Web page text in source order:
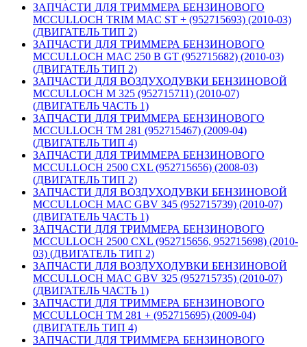
ЗАПЧАСТИ ДЛЯ ТРИММЕРА БЕНЗИНОВОГО
MCCULLOCH TRIM MAC ST + (952715693) (2010-03)
(ДВИГАТЕЛЬ ТИП 2)
ЗАПЧАСТИ ДЛЯ ТРИММЕРА БЕНЗИНОВОГО
MCCULLOCH MAC 250 B GT (952715682) (2010-03)
(ДВИГАТЕЛЬ ТИП 2)
ЗАПЧАСТИ ДЛЯ ВОЗДУХОДУВКИ БЕНЗИНОВОЙ
MCCULLOCH M 325 (952715711) (2010-07)
(ДВИГАТЕЛЬ ЧАСТЬ 1)
ЗАПЧАСТИ ДЛЯ ТРИММЕРА БЕНЗИНОВОГО
MCCULLOCH TM 281 (952715467) (2009-04)
(ДВИГАТЕЛЬ ТИП 4)
ЗАПЧАСТИ ДЛЯ ТРИММЕРА БЕНЗИНОВОГО
MCCULLOCH 2500 CXL (952715656) (2008-03)
(ДВИГАТЕЛЬ ТИП 2)
ЗАПЧАСТИ ДЛЯ ВОЗДУХОДУВКИ БЕНЗИНОВОЙ
MCCULLOCH MAC GBV 345 (952715739) (2010-07)
(ДВИГАТЕЛЬ ЧАСТЬ 1)
ЗАПЧАСТИ ДЛЯ ТРИММЕРА БЕНЗИНОВОГО
MCCULLOCH 2500 CXL (952715656, 952715698) (2010-
03) (ДВИГАТЕЛЬ ТИП 2)
ЗАПЧАСТИ ДЛЯ ВОЗДУХОДУВКИ БЕНЗИНОВОЙ
MCCULLOCH MAC GBV 325 (952715735) (2010-07)
(ДВИГАТЕЛЬ ЧАСТЬ 1)
ЗАПЧАСТИ ДЛЯ ТРИММЕРА БЕНЗИНОВОГО
MCCULLOCH TM 281 + (952715695) (2009-04)
(ДВИГАТЕЛЬ ТИП 4)
ЗАПЧАСТИ ДЛЯ ТРИММЕРА БЕНЗИНОВОГО